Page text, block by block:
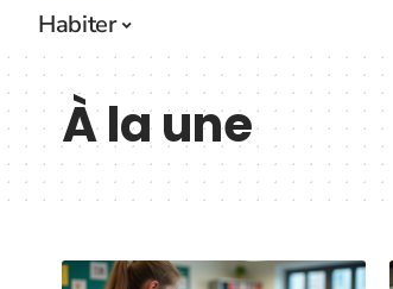
Habiter
À la une